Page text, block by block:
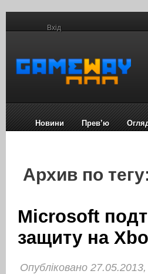
Вхід
Новини Прев’ю
Архив по
Microsoft
защиту на
Опубліковано 27.05.2013,